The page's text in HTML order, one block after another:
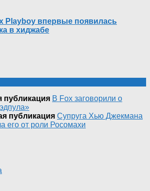
Playboy впервые появилась
в хиджабе
В Fox заговорили о
публикация Супруга Хью Джекмана
его от роли Росомахи